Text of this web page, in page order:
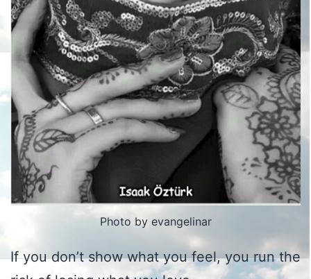
Photo by evangelinar
If you don’t show what you feel, you run the